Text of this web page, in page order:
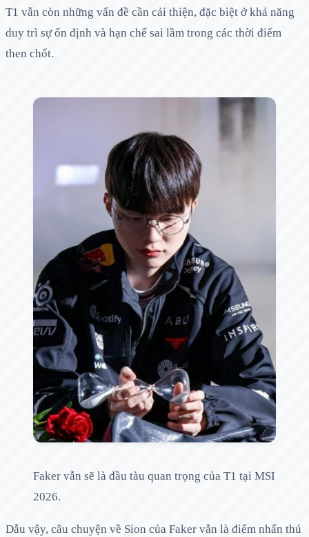
T1 vẫn còn những vấn đề cần cải thiện, đặc biệt ở khả năng
duy trì sự ổn định và hạn chế sai lầm trong các thời điểm
then chốt.
Faker vẫn sẽ là đầu tàu quan trọng của T1 tại MSI
2026.
Dẫu vậy, câu chuyện về Sion của Faker vẫn là điểm nhấn thú